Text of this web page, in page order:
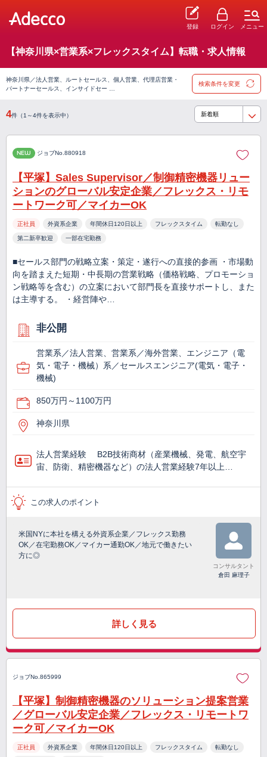
登録 ログイン メニュー
【神奈川県×営業系×フレックスタイム】転職・求人情報
神奈川県／法人営業、ルートセールス、個人営業、代理店営業・
パートナーセールス、インサイドセー …
検索条件を変更
4件（1～4件を表示中）
NEW ジョブNo.880918
【平塚】Sales Supervisor／制御精密機器リュー
ションのグローバル安定企業／フレックス・リモ
ートワーク可／マイカーOK
正社員 外資系企業 年間休日120日以上 フレックスタイム 転勤なし
第二新卒歓迎 一部在宅勤務
■セールス部門の戦略立案・策定・遂行への直接的参画 ・市場動
向を踏まえた短期・中長期の営業戦略（価格戦略、プロモーショ
ン戦略等を含む）の立案において部門長を直接サポートし、また
は主導する。 ・経営陣や…
非公開
営業系／法人営業、営業系／海外営業、エンジニア（電
気・電子・機械）系／セールスエンジニア(電気・電子・
機械)
850万円～1100万円
神奈川県
法人営業経験 B2B技術商材（産業機械、発電、航空宇
宙、防衛、精密機器など）の法人営業経験7年以上…
この求人のポイント
米国NYに本社を構える外資系企業／フレックス勤務
OK／在宅勤務OK／マイカー通勤OK／地元で働きたい
方に◎
コンサルタント
倉田 麻理子
詳しく見る
ジョブNo.865999
【平塚】制御精密機器のソリューション提案営業
／グローバル安定企業／フレックス・リモートワ
ーク可／マイカーOK
正社員 外資系企業 年間休日120日以上 フレックスタイム 転勤なし